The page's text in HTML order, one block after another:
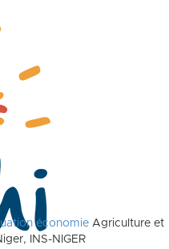
économie Agriculture et
INS-NIGER